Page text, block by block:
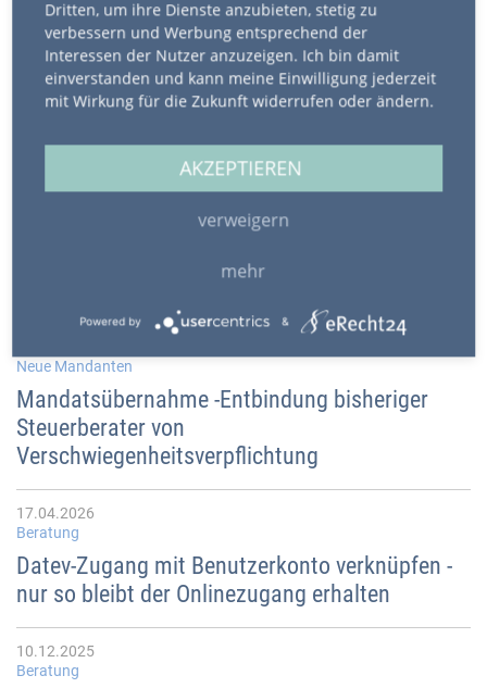
Downloads
NEUESTE INFORMATIONEN
Neue Mandanten
Mandatsübernahme -Entbindung bisheriger
Steuerberater von
Verschwiegenheitsverpflichtung
17.04.2026
Beratung
Datev-Zugang mit Benutzerkonto verknüpfen -
nur so bleibt der Onlinezugang erhalten
10.12.2025
Beratung
Dritten, um ihre Dienste anzubieten, stetig zu
verbessern und Werbung entsprechend der
Interessen der Nutzer anzuzeigen. Ich bin damit
einverstanden und kann meine Einwilligung jederzeit
mit Wirkung für die Zukunft widerrufen oder ändern.
AKZEPTIEREN
verweigern
mehr
Powered by &